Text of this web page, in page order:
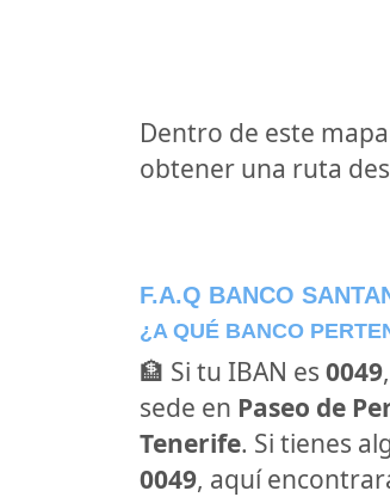
Dentro de este
obtener una ruta
F.A.Q BANCO
¿A QUÉ BANCO
🏦 Si tu IBAN es 0049
sede en Paseo de
Tenerife. Si tienes
0049, aquí